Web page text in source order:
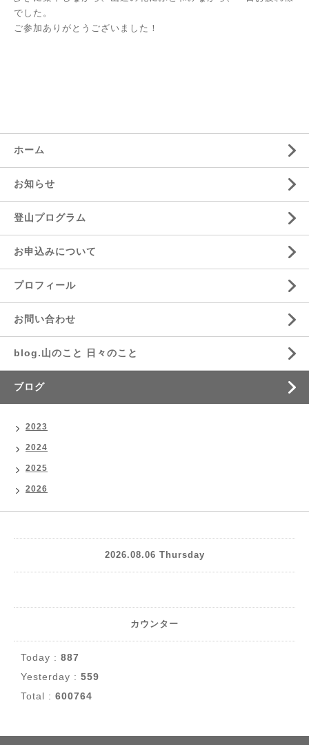
でした。
ご参加ありがとうございました！
ホーム
お知らせ
登山プログラム
お申込みについて
プロフィール
お問い合わせ
blog.山のこと 日々のこと
ブログ
2023
2024
2025
2026
2026.08.06 Thursday
カウンター
Today : 887
Yesterday : 559
Total : 600764